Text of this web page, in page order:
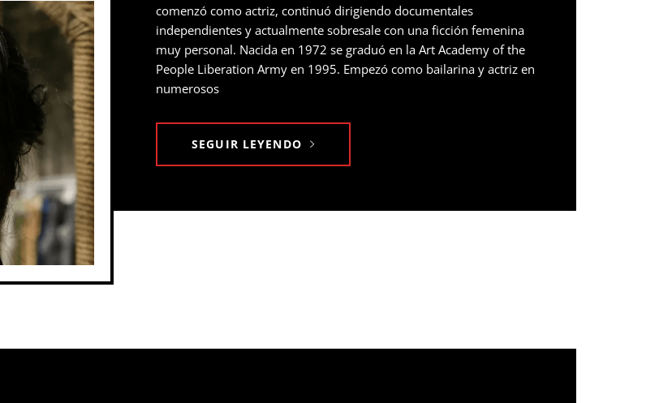
comenzó como actriz, continuó dirigiendo documentales
independientes y actualmente sobresale con una ficción femenina
muy personal. Nacida en 1972 se graduó en la Art Academy of the
People Liberation Army en 1995. Empezó como bailarina y actriz en
numerosos
SEGUIR LEYENDO